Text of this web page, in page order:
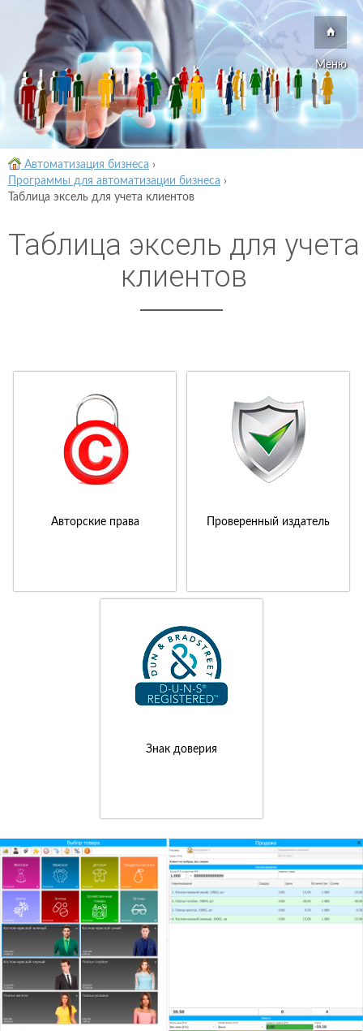
Меню
Автоматизация бизнеса ›
Программы для автоматизации бизнеса ›
Таблица эксель для учета клиентов
Таблица эксель для учета
клиентов
Авторские права Проверенный издатель
Знак доверия